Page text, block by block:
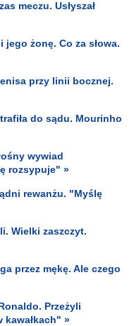
meczu. Usłyszał
żonę. Co za słowa.
przy linii bocznej.
do sądu. Mourinho
wywiad
rozsypuje" »
rewanżu. "Myślę
Wielki zaszczyt.
przez mękę. Ale czego
Przeżyli
kawałkach" »